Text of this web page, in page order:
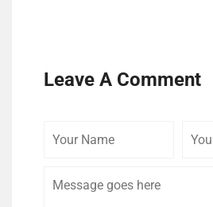
Leave A Comment